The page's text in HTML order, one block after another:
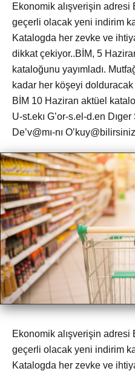
Ekonomik alışverişin adresi
geçerli olacak yeni indirim
Katalogda her zevke ve
dikkat çekiyor..BİM, 5
kataloğunu yayımladı.
kadar her köşeyi
BİM 10 Haziran aktüel
U-st.ekı G’or-s.el-d.en
De’v@mı-nı
Ekonomik alışverişin adresi
geçerli olacak yeni indirim
Katalogda her zevke ve